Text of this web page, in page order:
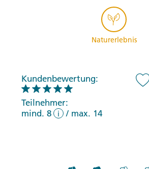
Naturerlebnis
Kundenbewertung:
Teilnehmer:
mind. 8
i / max. 14